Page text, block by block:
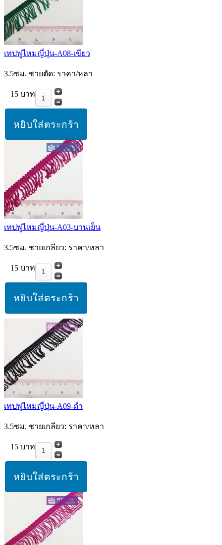
เทปพู่ไหมญี่ปุ่น-A08-เขียว
3.5ซม. ชายตัด: ราคา/หลา
15 บาท
เทปพู่ไหมญี่ปุ่น-A03-บานเย็น
3.5ซม. ชายเกลียว: ราคา/หลา
15 บาท
เทปพู่ไหมญี่ปุ่น-A09-ดำ
3.5ซม. ชายเกลียว: ราคา/หลา
15 บาท